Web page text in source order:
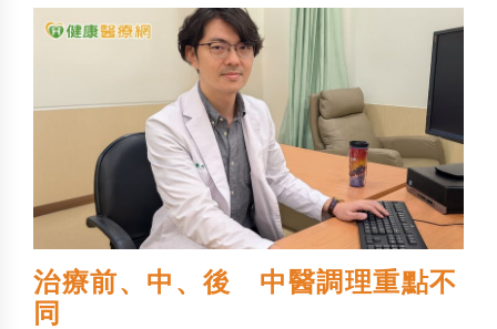
治療前、中、後 中醫調理重點不
同